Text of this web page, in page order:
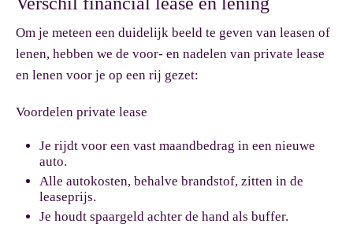
Om je meteen een duidelijk beeld te geven van leasen of
lenen, hebben we de voor- en nadelen van private lease
en lenen voor je op een rij gezet:
Voordelen private lease
Je rijdt voor een vast maandbedrag in een nieuwe
auto.
Alle autokosten, behalve brandstof, zitten in de
leaseprijs.
Je houdt spaargeld achter de hand als buffer.